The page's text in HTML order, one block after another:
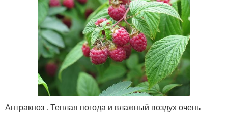
Антракноз . Теплая погода и влажный воздух очень